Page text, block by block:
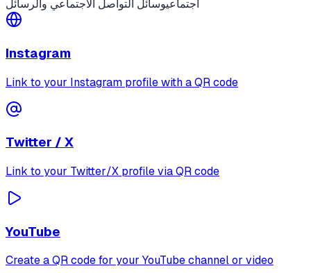
اجتماعيوسائل التواصل الاجتماعي والرسائل
Instagram
Link to your Instagram profile with a QR code
Twitter / X
Link to your Twitter/X profile via QR code
YouTube
Create a QR code for your YouTube channel or video